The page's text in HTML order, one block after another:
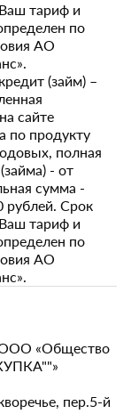
тариф и
по
АО
(займ) –
сайте
по продукту
полная
- от
сумма -
рублей. Срок
тариф и
по
АО
«Общество
пер.5-й